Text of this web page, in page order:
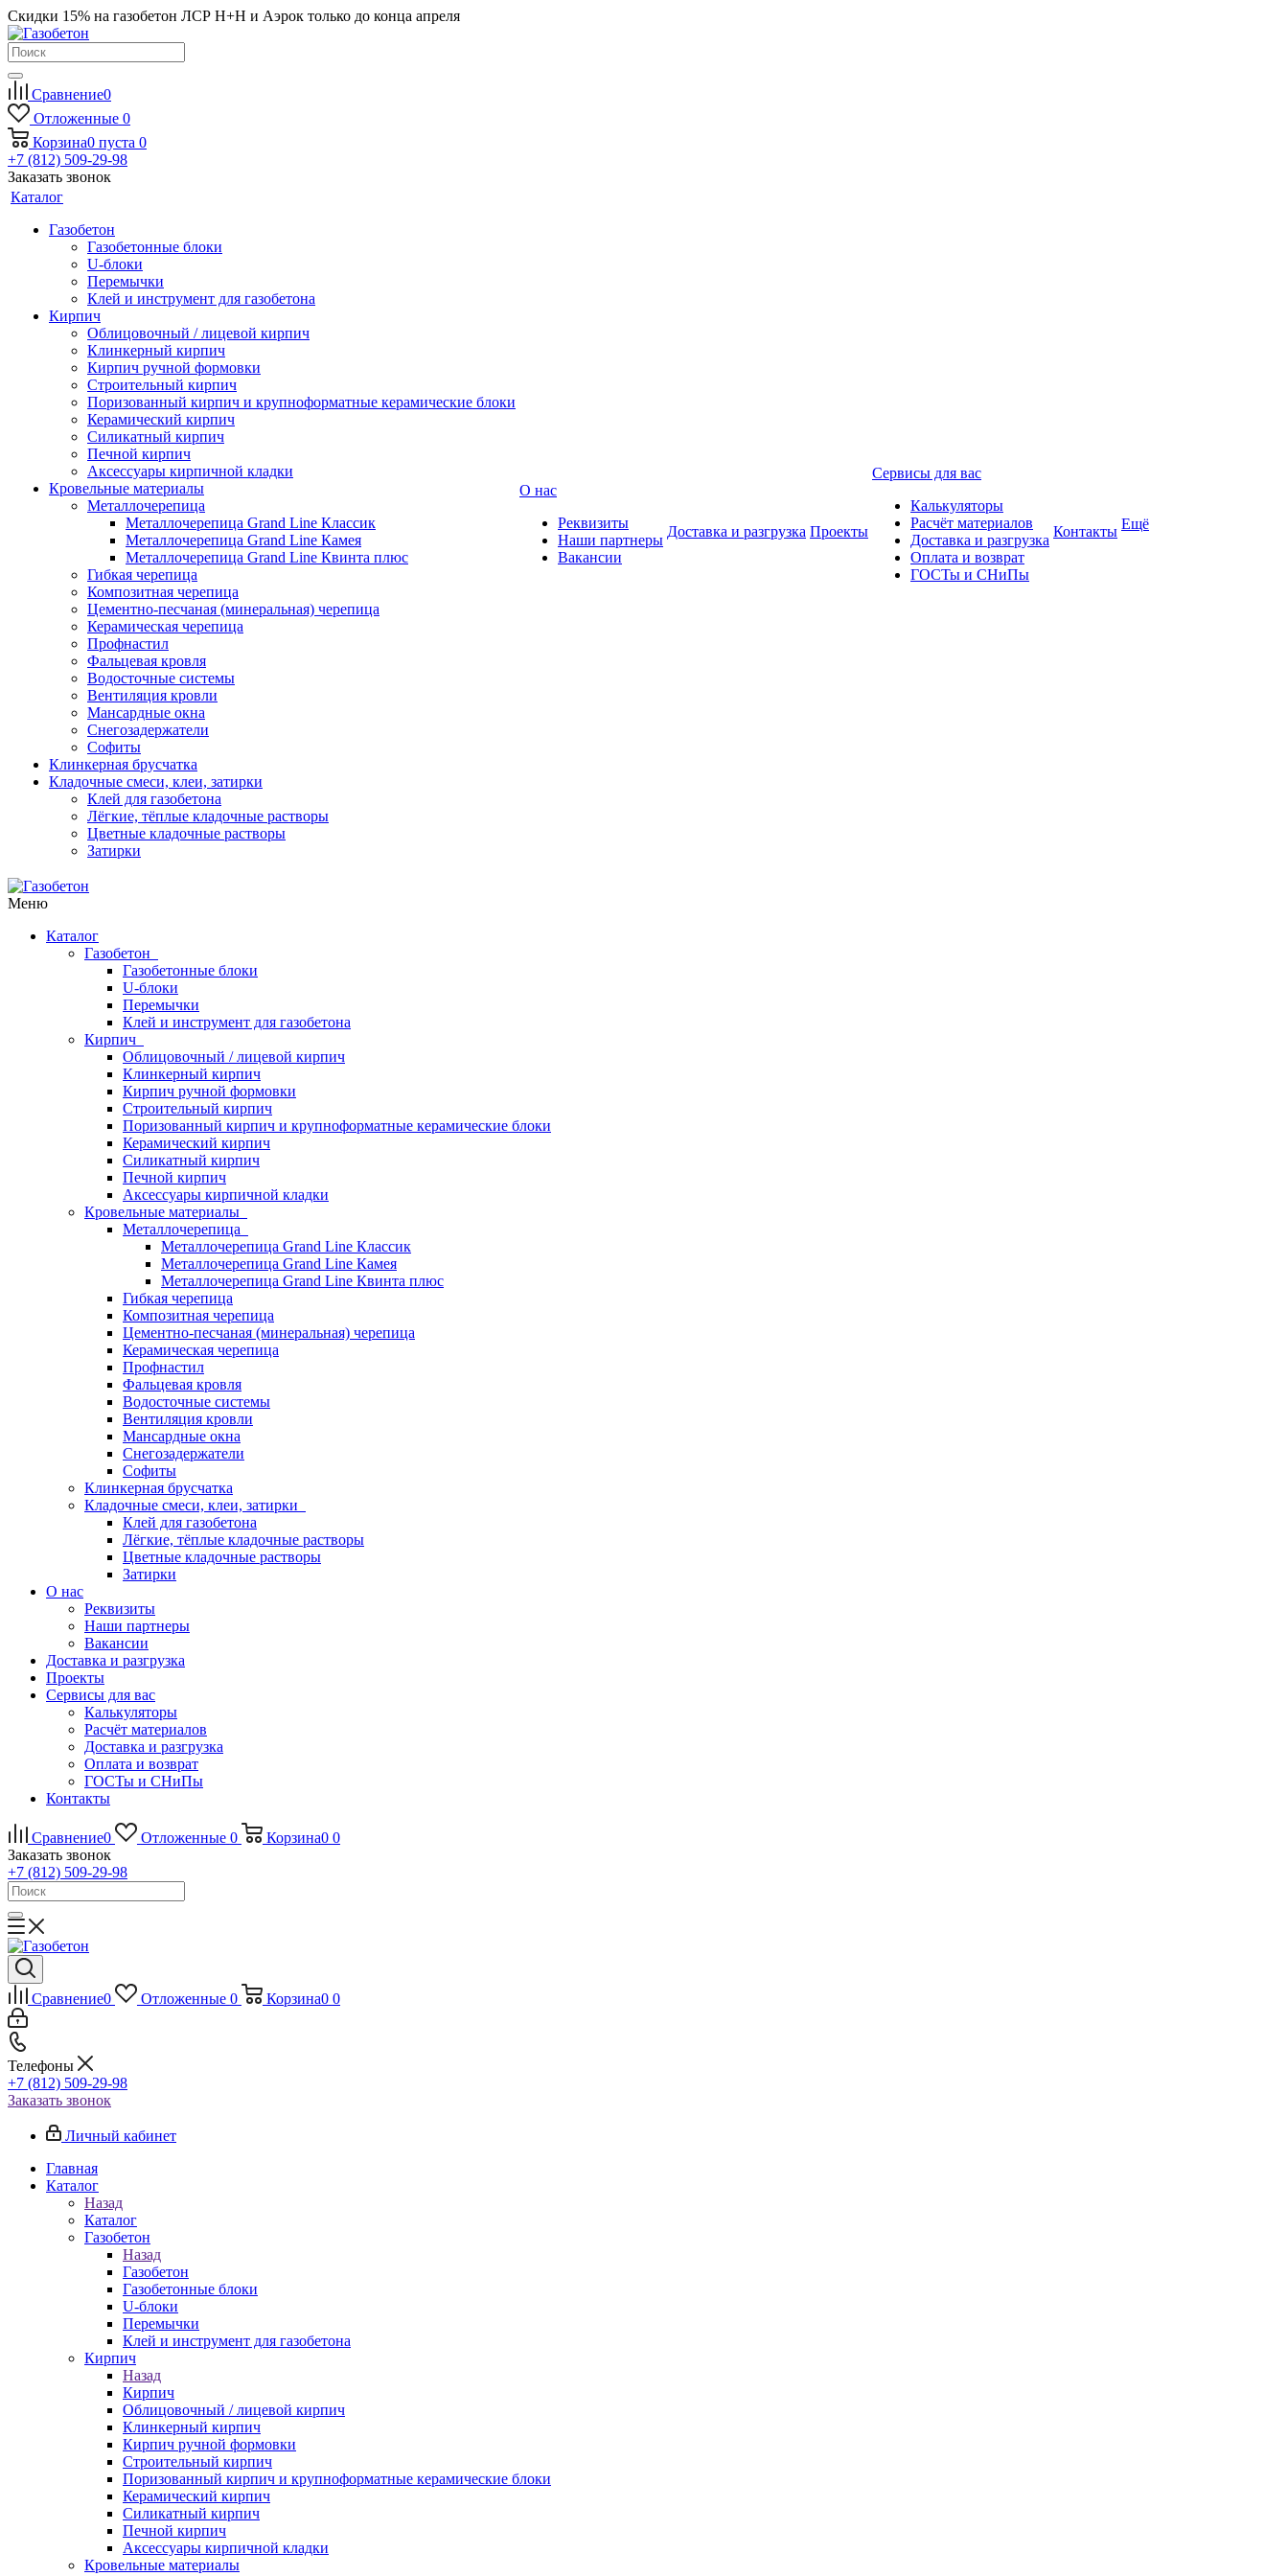
Скидки 15% на газобетон ЛСР Н+Н и Аэрок только до конца апреля
Сравнение0
Отложенные 0
Корзина0 пуста 0
+7 (812) 509-29-98
Заказать звонок
Каталог
Газобетон
Газобетонные блоки
U-блоки
Перемычки
Клей и инструмент для газобетона
Кирпич
Облицовочный / лицевой кирпич
Клинкерный кирпич
Кирпич ручной формовки
Строительный кирпич
Поризованный кирпич и крупноформатные керамические блоки
Керамический кирпич
Силикатный кирпич
Печной кирпич
Аксессуары кирпичной кладки
Кровельные материалы
Металлочерепица
Металлочерепица Grand Line Классик
Металлочерепица Grand Line Камея
Металлочерепица Grand Line Квинта плюс
Гибкая черепица
Композитная черепица
Цементно-песчаная (минеральная) черепица
Керамическая черепица
Профнастил
Фальцевая кровля
Водосточные системы
Вентиляция кровли
Мансардные окна
Снегозадержатели
Софиты
Клинкерная брусчатка
Кладочные смеси, клеи, затирки
Клей для газобетона
Лёгкие, тёплые кладочные растворы
Цветные кладочные растворы
Затирки
О нас
Реквизиты
Наши партнеры
Вакансии
Доставка и разгрузка Проекты
Сервисы для вас
Калькуляторы
Расчёт материалов
Доставка и разгрузка
Оплата и возврат
ГОСТы и СНиПы
Контакты Ещё
Меню
Каталог
Газобетон
Газобетонные блоки
U-блоки
Перемычки
Клей и инструмент для газобетона
Кирпич
Облицовочный / лицевой кирпич
Клинкерный кирпич
Кирпич ручной формовки
Строительный кирпич
Поризованный кирпич и крупноформатные керамические блоки
Керамический кирпич
Силикатный кирпич
Печной кирпич
Аксессуары кирпичной кладки
Кровельные материалы
Металлочерепица
Металлочерепица Grand Line Классик
Металлочерепица Grand Line Камея
Металлочерепица Grand Line Квинта плюс
Гибкая черепица
Композитная черепица
Цементно-песчаная (минеральная) черепица
Керамическая черепица
Профнастил
Фальцевая кровля
Водосточные системы
Вентиляция кровли
Мансардные окна
Снегозадержатели
Софиты
Клинкерная брусчатка
Кладочные смеси, клеи, затирки
Клей для газобетона
Лёгкие, тёплые кладочные растворы
Цветные кладочные растворы
Затирки
О нас
Реквизиты
Наши партнеры
Вакансии
Доставка и разгрузка
Проекты
Сервисы для вас
Калькуляторы
Расчёт материалов
Доставка и разгрузка
Оплата и возврат
ГОСТы и СНиПы
Контакты
Сравнение0 Отложенные 0 Корзина0 0
Заказать звонок
+7 (812) 509-29-98
Сравнение0 Отложенные 0 Корзина0 0
Телефоны
+7 (812) 509-29-98
Заказать звонок
Личный кабинет
Главная
Каталог
Назад
Каталог
Газобетон
Назад
Газобетон
Газобетонные блоки
U-блоки
Перемычки
Клей и инструмент для газобетона
Кирпич
Назад
Кирпич
Облицовочный / лицевой кирпич
Клинкерный кирпич
Кирпич ручной формовки
Строительный кирпич
Поризованный кирпич и крупноформатные керамические блоки
Керамический кирпич
Силикатный кирпич
Печной кирпич
Аксессуары кирпичной кладки
Кровельные материалы